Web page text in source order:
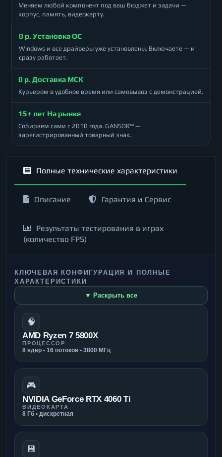
Меняем любой компонент под ваш бюджет и задачи —
корпус, память, видеокарту.
0 р. Установка ОС
Windows и все драйверы уже установлены. Включаете — и
сразу работает.
0 р. Доставка МСК
Курьером в удобное время или самовывоз с демонстрацией.
15+ лет На рынке
Собираем сами с 2010 года. GANSOR™ —
зарегистрированный товарный знак.
Полные технические характеристики
Описание Гарантия и Сервис
Результаты тестирования в играх
(количество FPS)
КЛЮЧЕВАЯ КОНФИГУРАЦИЯ И ПОЛНЫЕ
ХАРАКТЕРИСТИКИ
▼ Раскрыть все
🧠
AMD Ryzen 7 5800X
ПРОЦЕССОР
8 ядер • 16 потоков • 3800 МГц
🎮
NVIDIA GeForce RTX 4060 Ti
ВИДЕОКАРТА
8 Гб • дискретная
💾